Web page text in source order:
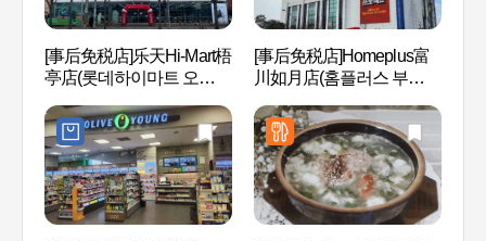
[事后免税店]乐天Hi-Mart梧
亭店(롯데하이마트 오정
[事后免税店]Homeplus富
川如月店(홈플러스 부천여